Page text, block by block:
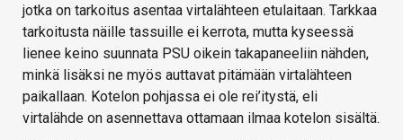
jotka on tarkoitus asentaa virtalähteen etulaitaan. Tarkkaa
tarkoitusta näille tassuille ei kerrota, mutta kyseessä
lienee keino suunnata PSU oikein takapaneeliin nähden,
minkä lisäksi ne myös auttavat pitämään virtalähteen
paikallaan. Kotelon pohjassa ei ole rei’itystä, eli
virtalähde on asennettava ottamaan ilmaa kotelon sisältä.